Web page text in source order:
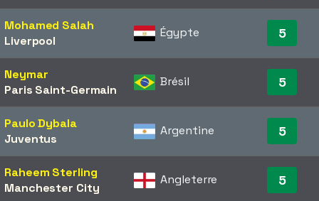
Mohamed Salah
Liverpool
Égypte 5
Neymar
Paris Saint-Germain
Brésil 5
Paulo Dybala
Juventus
Argentine 5
Raheem Sterling
Manchester City
Angleterre 5